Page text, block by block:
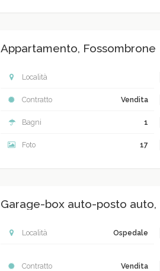
Appartamento, Fossombrone
Località
Contratto Vendita
Bagni 1
Foto 17
Garage-box auto-posto auto,
Località Ospedale
Contratto Vendita